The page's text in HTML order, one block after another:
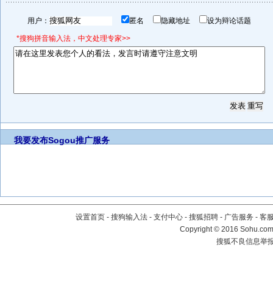
用户： 匿名 隐藏地址 设为辩论话题
*搜狗拼音输入法，中文处理专家>>
我要发布Sogou推广服务
设置首页 - 搜狗输入法 - 支付中心 - 搜狐招聘 - 广告服务 - 客
Copyright©2016
搜狐不良信息举